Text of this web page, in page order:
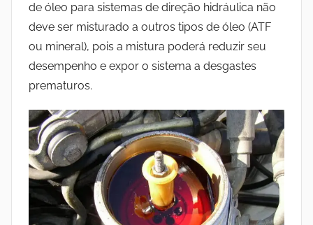
de óleo para sistemas de direção hidráulica não
deve ser misturado a outros tipos de óleo (ATF
ou mineral), pois a mistura poderá reduzir seu
desempenho e expor o sistema a desgastes
prematuros.